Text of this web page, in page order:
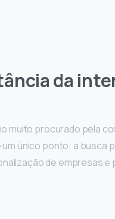
da
muito procurado pela
único ponto: a busca
de empresas